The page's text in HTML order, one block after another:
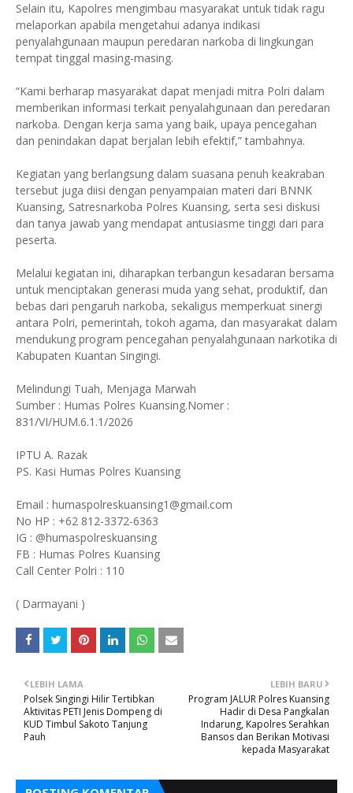
Selain itu, Kapolres mengimbau masyarakat untuk tidak ragu
melaporkan apabila mengetahui adanya indikasi
penyalahgunaan maupun peredaran narkoba di lingkungan
tempat tinggal masing-masing.
“Kami berharap masyarakat dapat menjadi mitra Polri dalam
memberikan informasi terkait penyalahgunaan dan peredaran
narkoba. Dengan kerja sama yang baik, upaya pencegahan
dan penindakan dapat berjalan lebih efektif,” tambahnya.
Kegiatan yang berlangsung dalam suasana penuh keakraban
tersebut juga diisi dengan penyampaian materi dari BNNK
Kuansing, Satresnarkoba Polres Kuansing, serta sesi diskusi
dan tanya jawab yang mendapat antusiasme tinggi dari para
peserta.
Melalui kegiatan ini, diharapkan terbangun kesadaran bersama
untuk menciptakan generasi muda yang sehat, produktif, dan
bebas dari pengaruh narkoba, sekaligus memperkuat sinergi
antara Polri, pemerintah, tokoh agama, dan masyarakat dalam
mendukung program pencegahan penyalahgunaan narkotika di
Kabupaten Kuantan Singingi.
Melindungi Tuah, Menjaga Marwah
Sumber : Humas Polres Kuansing.Nomer :
831/VI/HUM.6.1.1/2026
IPTU A. Razak
PS. Kasi Humas Polres Kuansing
Email : humaspolreskuansing1@gmail.com
No HP : +62 812-3372-6363
IG : @humaspolreskuansing
FB : Humas Polres Kuansing
Call Center Polri : 110
( Darmayani )
LEBIH BARU
Program JALUR Polres Kuansing
Hadir di Desa Pangkalan
Indarung, Kapolres Serahkan
Bansos dan Berikan Motivasi
kepada Masyarakat
LEBIH LAMA
Polsek Singingi Hilir Tertibkan
Aktivitas PETI Jenis Dompeng di
KUD Timbul Sakoto Tanjung
Pauh